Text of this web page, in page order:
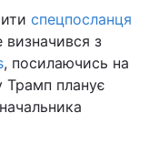
спецпосланця
визначився з
, посилаючись на
Трамп планує